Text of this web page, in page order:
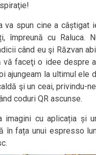
va spun cine a câștigat
împreună cu Raluca.
când eu şi Răzvan
vă faceţi o idee despre
ajungeam la ultimul ele
şi un ceai, privindu-
coduri QR ascunse.
imagini cu aplicația și
în fața unui espresso